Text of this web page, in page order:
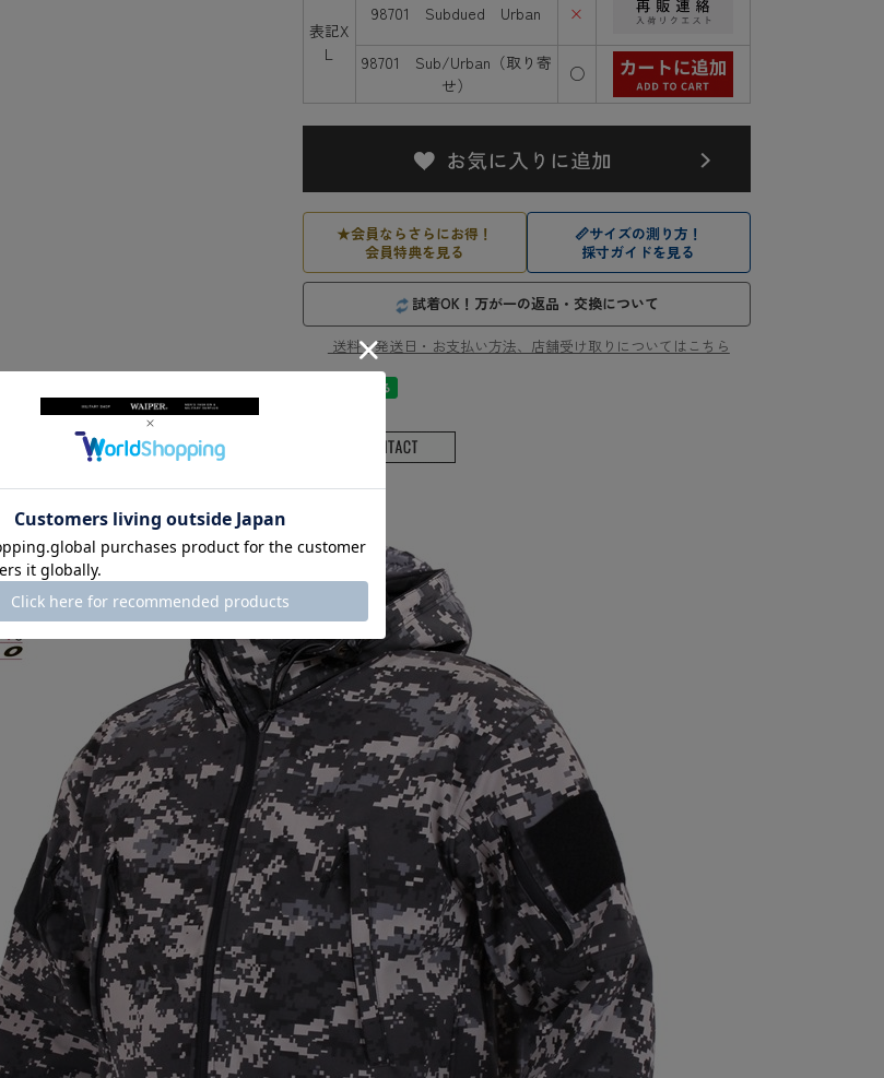
表記X
L
98701 Subdued Urban ×
98701 Sub/Urban（取り寄
せ）
○
★会員ならさらにお得！
会員特典を見る
📏サイズの測り方！
採寸ガイドを見る
試着OK！万が一の返品・交換について
送料・発送日・お支払い方法、店舗受け取りについてはこちら